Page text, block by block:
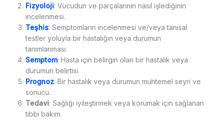
Fizyoloji: Vücudun ve parçalarının nasıl işlediğinin
incelenmesi.
Teşhis: Semptomların incelenmesi ve/veya tanısal
testler yoluyla bir hastalığın veya durumun
tanımlanması.
Semptom: Hasta için belirgin olan bir hastalık veya
durumun belirtisi.
Prognoz: Bir hastalık veya durumun muhtemel seyri ve
sonucu.
Tedavi: Sağlığı iyileştirmek veya korumak için sağlanan
tıbbi bakım.